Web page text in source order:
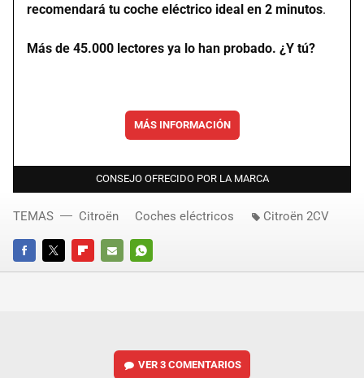
recomendará tu coche eléctrico ideal en 2 minutos.
Más de 45.000 lectores ya lo han probado. ¿Y tú?
MÁS INFORMACIÓN
CONSEJO OFRECIDO POR LA MARCA
FACEBOOKTWITTERFLIPBOARD
E-
WHATSAPP
TEMAS Citroën Coches eléctricos Citroën 2CV
VER3 COMENTARIOS